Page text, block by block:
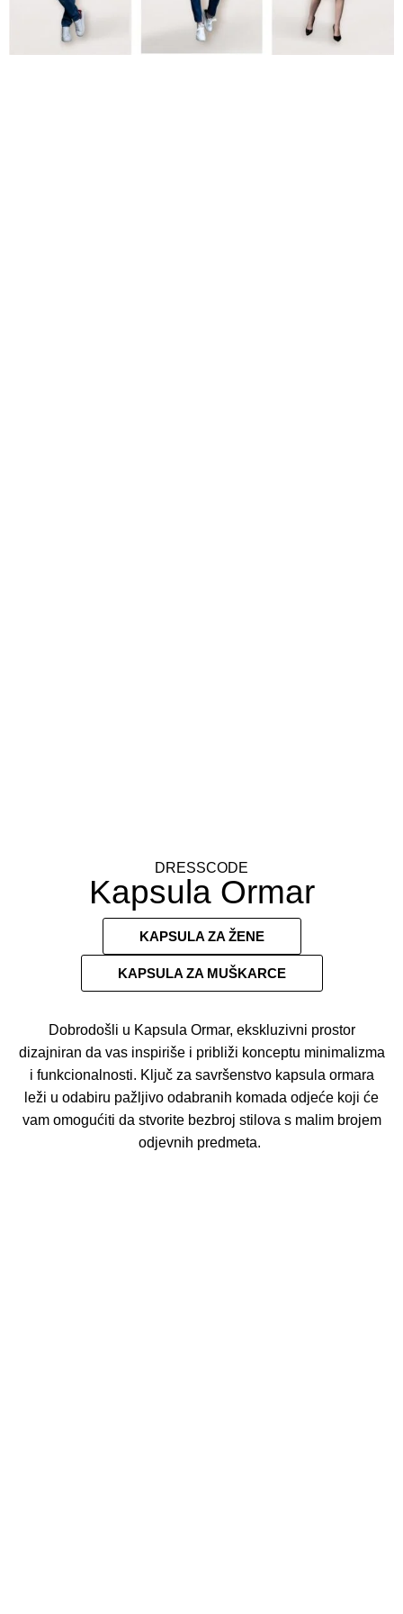
DRESSCODE
Kapsula Ormar
KAPSULA ZA ŽENE
KAPSULA ZA MUŠKARCE
Dobrodošli u Kapsula Ormar, ekskluzivni prostor
dizajniran da vas inspiriše i približi konceptu minimalizma
i funkcionalnosti. Ključ za savršenstvo kapsula ormara
leži u odabiru pažljivo odabranih komada odjeće koji će
vam omogućiti da stvorite bezbroj stilova s malim brojem
odjevnih predmeta.